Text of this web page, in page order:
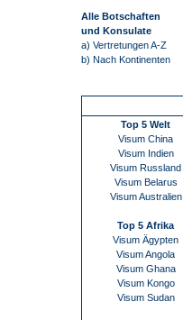
Alle Botschaften
und Konsulate
a) Vertretungen A-Z
b) Nach Kontinenten
Top 5 Welt
Visum China
Visum Indien
Visum Russland
Visum Belarus
Visum Australien
Top 5 Afrika
Visum Ägypten
Visum Angola
Visum Ghana
Visum Kongo
Visum Sudan